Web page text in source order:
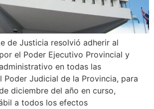
de Justicia resolvió adherir al
el Poder Ejecutivo Provincial y
en todas las
Poder Judicial de la Provincia, para
diciembre del año en curso,
a todos los efectos